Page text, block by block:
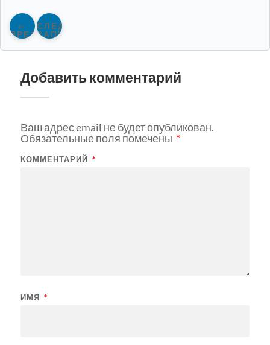
←
ПРЕДЫДУЩАЯ
СЛЕДУЮЩАЯ
ЗАПИСЬ
Добавить комментарий
Ваш адрес email не будет опубликован.
Обязательные поля помечены *
КОММЕНТАРИЙ *
ИМЯ *